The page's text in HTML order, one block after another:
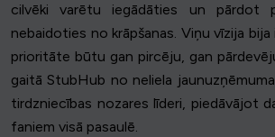
cilvēki varētu iegādāties un pārdot
nebaidoties no krāpšanas. Viņu vīzija
prioritāte būtu gan pircēju, gan
gaitā StubHub no neliela
tirdzniecības nozares līderi, piedāvājot
faniem visā pasaulē.